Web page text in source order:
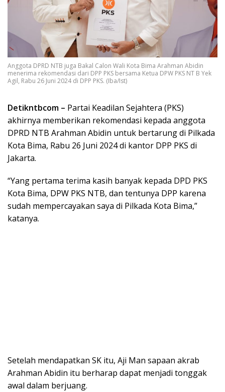
Anggota DPRD NTB juga Bakal Calon Wali Kota Bima Arahman Abidin
menerima rekomendasi dari DPP PKS bersama Ketua DPW PKS NT B Yek
Agil, Rabu 26 Juni 2024 di DPP PKS. (Iba/Ist)
Detikntbcom – Partai Keadilan Sejahtera (PKS)
akhirnya memberikan rekomendasi kepada anggota
DPRD NTB Arahman Abidin untuk bertarung di Pilkada
Kota Bima, Rabu 26 Juni 2024 di kantor DPP PKS di
Jakarta.
“Yang pertama terima kasih banyak kepada DPD PKS
Kota Bima, DPW PKS NTB, dan tentunya DPP karena
sudah mempercayakan saya di Pilkada Kota Bima,”
katanya.
Setelah mendapatkan SK itu, Aji Man sapaan akrab
Arahman Abidin itu berharap dapat menjadi tonggak
awal dalam berjuang.